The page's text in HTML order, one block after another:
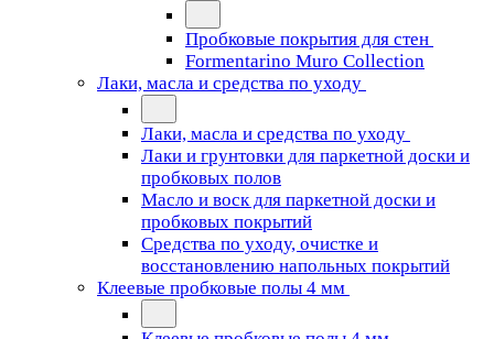
Пробковые покрытия для стен
Formentarino Muro Collection
Лаки, масла и средства по уходу
Лаки, масла и средства по уходу
Лаки и грунтовки для паркетной доски и
пробковых полов
Масло и воск для паркетной доски и
пробковых покрытий
Средства по уходу, очистке и
восстановлению напольных покрытий
Клеевые пробковые полы 4 мм